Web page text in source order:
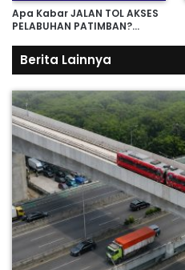
Apa Kabar JALAN TOL AKSES
PELABUHAN PATIMBAN?…
Berita Lainnya